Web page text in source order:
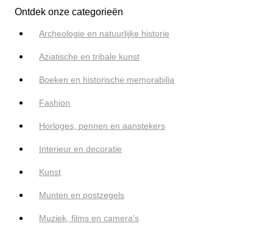
Ontdek onze categorieën
Archeologie en natuurlijke historie
Aziatische en tribale kunst
Boeken en historische memorabilia
Fashion
Horloges, pennen en aanstekers
Interieur en decoratie
Kunst
Munten en postzegels
Muziek, films en camera's